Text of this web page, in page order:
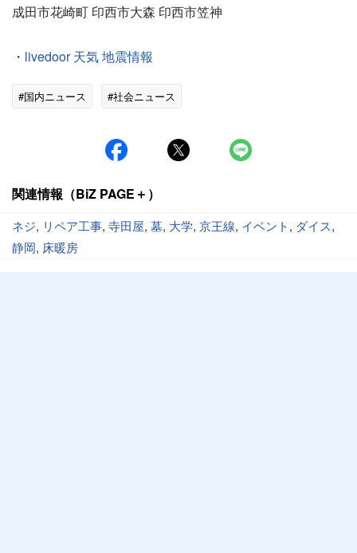
成田市花崎町 印西市大森 印西市笠神
・ livedoor 天気 地震情報
#国内ニュース #社会ニュース
関連情報（BiZ PAGE＋）
ネジ, リペア工事, 寺田屋, 墓, 大学, 京王線, イベント, ダイス,
静岡, 床暖房